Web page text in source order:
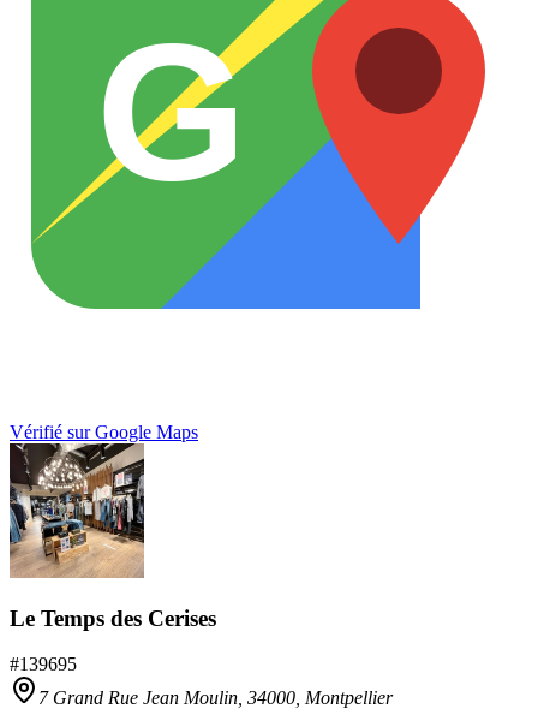
G
Vérifié sur Google Maps
Le Temps des Cerises
#139695
7 Grand Rue Jean Moulin, 34000, Montpellier